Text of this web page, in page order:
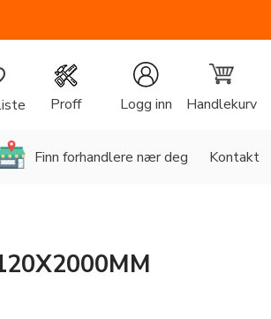
Proff Logg inn Handlekurv
Finn forhandlere nær deg Kontakt